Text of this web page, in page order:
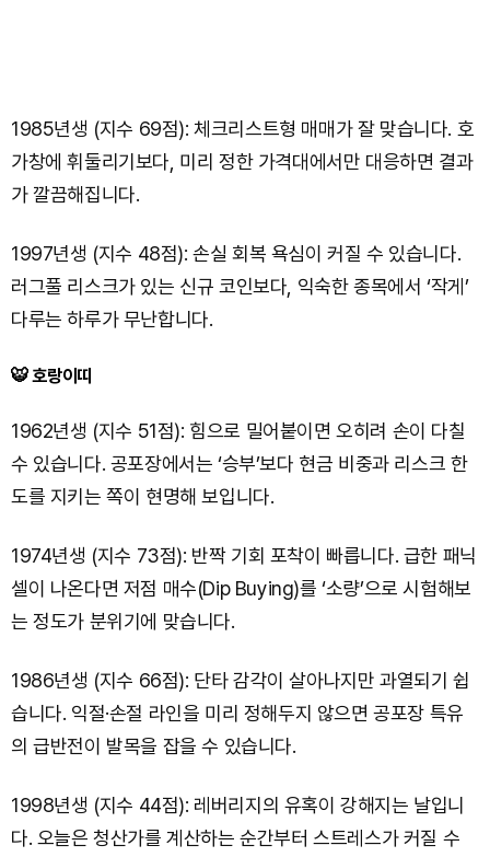
1985년생 (지수 69점): 체크리스트형 매매가 잘 맞습니다. 호
가창에 휘둘리기보다, 미리 정한 가격대에서만 대응하면 결과
가 깔끔해집니다.
1997년생 (지수 48점): 손실 회복 욕심이 커질 수 있습니다.
러그풀 리스크가 있는 신규 코인보다, 익숙한 종목에서 ‘작게’
다루는 하루가 무난합니다.
🐯 호랑이띠
1962년생 (지수 51점): 힘으로 밀어붙이면 오히려 손이 다칠
수 있습니다. 공포장에서는 ‘승부’보다 현금 비중과 리스크 한
도를 지키는 쪽이 현명해 보입니다.
1974년생 (지수 73점): 반짝 기회 포착이 빠릅니다. 급한 패닉
셀이 나온다면 저점 매수(Dip Buying)를 ‘소량’으로 시험해보
는 정도가 분위기에 맞습니다.
1986년생 (지수 66점): 단타 감각이 살아나지만 과열되기 쉽
습니다. 익절·손절 라인을 미리 정해두지 않으면 공포장 특유
의 급반전이 발목을 잡을 수 있습니다.
1998년생 (지수 44점): 레버리지의 유혹이 강해지는 날입니
다. 오늘은 청산가를 계산하는 순간부터 스트레스가 커질 수